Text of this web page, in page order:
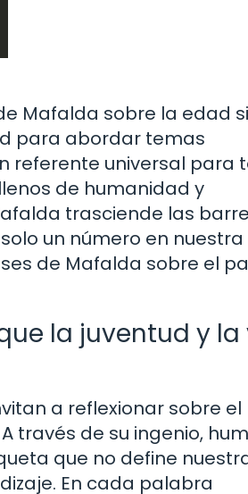
Mafalda sobre la edad
para abordar temas
referente universal para
de humanidad y
trasciende las
un número en nuestra
de Mafalda sobre el
la juventud y la
a reflexionar sobre el
través de su ingenio,
que no define
En cada palabra